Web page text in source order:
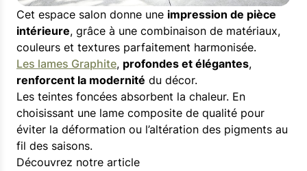
Cet espace salon donne une impression de pièce
intérieure, grâce à une combinaison de matériaux,
couleurs et textures parfaitement harmonisée.
Les lames Graphite, profondes et élégantes,
renforcent la modernité du décor.
Les teintes foncées absorbent la chaleur. En
choisissant une lame composite de qualité pour
éviter la déformation ou l’altération des pigments au
fil des saisons.
Découvrez notre article